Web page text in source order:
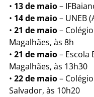
• 13 de maio–
• 14 de maio– UNEB
• 21 de maio–
Magalhães, às 8h
• 21 de maio– Escola
Magalhães, às 13h30
• 22 de maio–
Salvador, às 10h20